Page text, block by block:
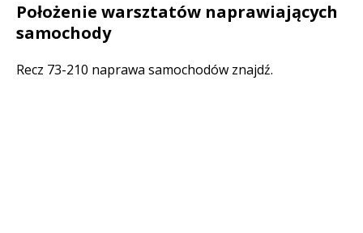
Położenie warsztatów naprawiających
samochody
Recz 73-210 naprawa samochodów znajdź.